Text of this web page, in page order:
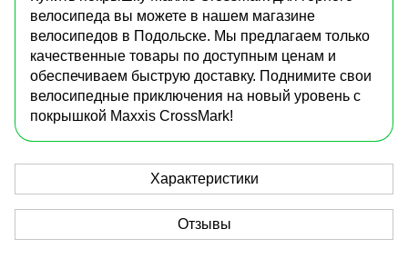
велосипеда вы можете в нашем магазине
велосипедов в Подольске. Мы предлагаем только
качественные товары по доступным ценам и
обеспечиваем быструю доставку. Поднимите свои
велосипедные приключения на новый уровень с
покрышкой Maxxis CrossMark!
Характеристики
Отзывы